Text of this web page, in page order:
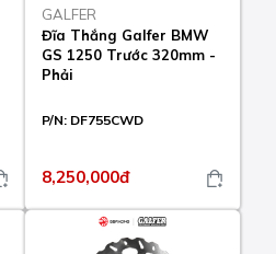
GALFER
Đĩa Thắng Galfer BMW
GS 1250 Trước 320mm -
Phải
P/N: DF755CWD
8,250,000đ